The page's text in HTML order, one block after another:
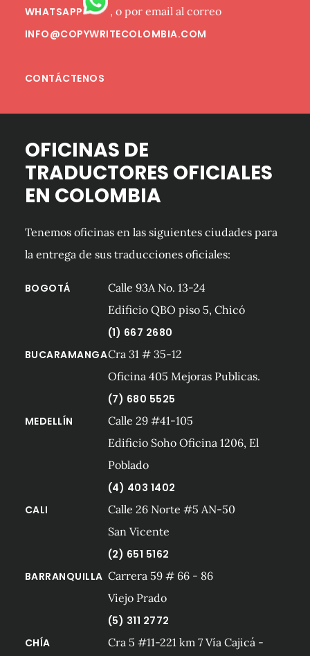
WHATSAPP
, o por email al correo
INFO@COPYWRITECOLOMBIA.COM
CONTÁCTENOS
OFICINAS DE
TRADUCTORES OFICIALES
EN COLOMBIA
Tenemos oficinas en las siguientes ciudades para
la entrega de sus traducciones oficiales:
BOGOTÁ
Calle 93A No. 13-24
Edificio QBO piso 5, Chicó
(1) 667 2680
BUCARAMANGACra 31 # 35-12
Oficina 405 Mejoras Publicas.
(7) 680 5525
MEDELLÍN
Calle 29 #41-105
Edificio Soho Oficina 1206, El
Poblado
(4) 403 1402
CALI
Calle 26 Norte #5 AN-50
San Vicente
(2) 651 5162
BARRANQUILLA Carrera 59 # 66 - 86
Viejo Prado
(5) 311 2772
CHÍA
Cra 5 #11-221 km 7 Vía Cajicá -